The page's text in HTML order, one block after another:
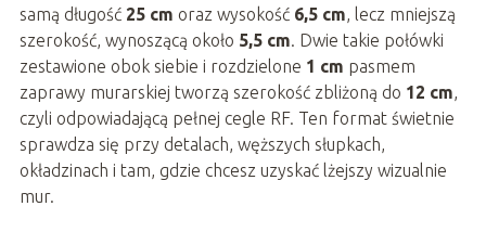
samą długość 25 cm oraz wysokość 6,5 cm , lecz mniejszą
szerokość, wynoszącą około 5,5 cm . Dwie takie połówki
zestawione obok siebie i rozdzielone 1 cm pasmem
zaprawy murarskiej tworzą szerokość zbliżoną do 12 cm
czyli odpowiadającą pełnej cegle RF. Ten format świetnie
sprawdza się przy detalach, węższych słupkach,
okładzinach i tam, gdzie chcesz uzyskać lżejszy wizualnie
mur.